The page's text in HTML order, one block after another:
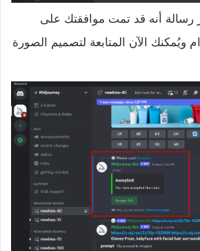
رسالة أنه قد تمت موافقتك على
ويُمكنك الآن المتابعة لتصميم الصورة